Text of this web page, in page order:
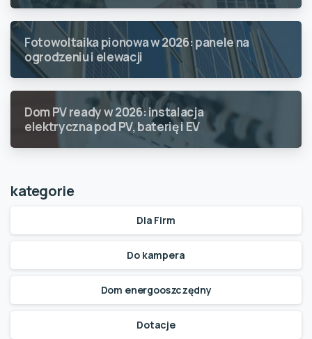
Fotowoltaika pionowa w 2026: panele na
ogrodzeniu i elewacji
Dom PV ready w 2026: instalacja
elektryczna pod PV, baterię i EV
kategorie
Dla Firm
Do kampera
Dom energooszczędny
Dotacje